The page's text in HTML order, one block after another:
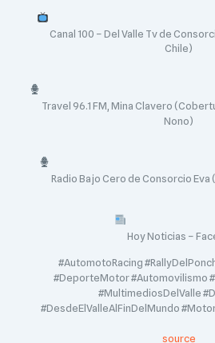
Canal 100 – Del Valle Tv de
Chile)
Travel 96.1 FM, Mina Clavero
Nono)
Radio Bajo Cero de Consorcio
Hoy Noticias –
#AutomotoRacing
#DeporteMotor #Automovilismo
#MultimediosDelValle
#DesdeElValleAlFinDelMundo
source